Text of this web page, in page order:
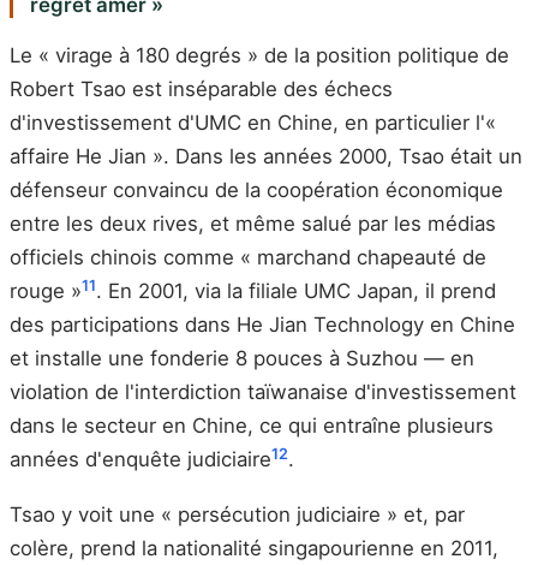
regret amer »
Le « virage à 180 degrés » de la position politique de
Robert Tsao est inséparable des échecs
d'investissement d'UMC en Chine, en particulier l'«
affaire He Jian ». Dans les années 2000, Tsao était un
défenseur convaincu de la coopération économique
entre les deux rives, et même salué par les médias
officiels chinois comme « marchand chapeauté de
rouge »11. En 2001, via la filiale UMC Japan, il prend
des participations dans He Jian Technology en Chine
et installe une fonderie 8 pouces à Suzhou — en
violation de l'interdiction taïwanaise d'investissement
dans le secteur en Chine, ce qui entraîne plusieurs
années d'enquête judiciaire12.
Tsao y voit une « persécution judiciaire » et, par
colère, prend la nationalité singapourienne en 2011,